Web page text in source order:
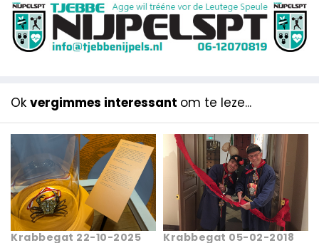
Ok vergimmes interessant om te leze...
Krabbegat 22-10-2025 Krabbegat 05-02-2018